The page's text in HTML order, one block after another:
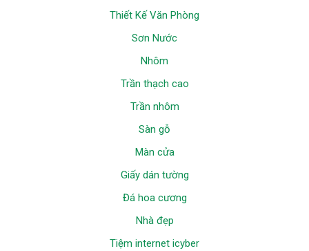
Thiết Kế Văn Phòng
Sơn Nước
Nhôm
Trần thạch cao
Trần nhôm
Sàn gỗ
Màn cửa
Giấy dán tường
Đá hoa cương
Nhà đẹp
Tiệm internet icyber